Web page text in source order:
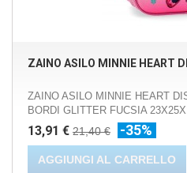
ZAINO ASILO MINNIE HEART
ZAINO ASILO MINNIE HEART
BORDI GLITTER FUCSIA
13,91 € 21,40 € -35%
AGGIUNGI AL CARRELLO